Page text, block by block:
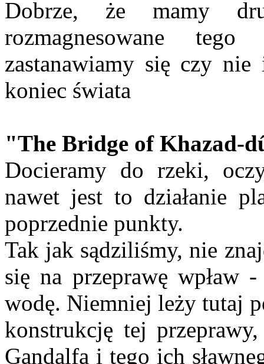
Dobrze, że mamy
rozmagnesowane
zastanawiamy się czy
koniec świata
"The Bridge of Khazad-
Docieramy do rzeki,
nawet jest to działanie
poprzednie punkty.
Tak jak sądziliśmy, nie
się na przeprawę wpław
wodę. Niemniej leży tutaj
konstrukcję tej
Gandalfa i tego ich